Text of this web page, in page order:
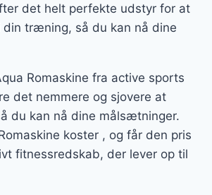
det helt perfekte udstyr for at
din træning, så du kan nå dine
Romaskine fra active sports
det nemmere og sjovere at
du kan nå dine målsætninger.
koster , og får den pris
fitnessredskab, der lever op til